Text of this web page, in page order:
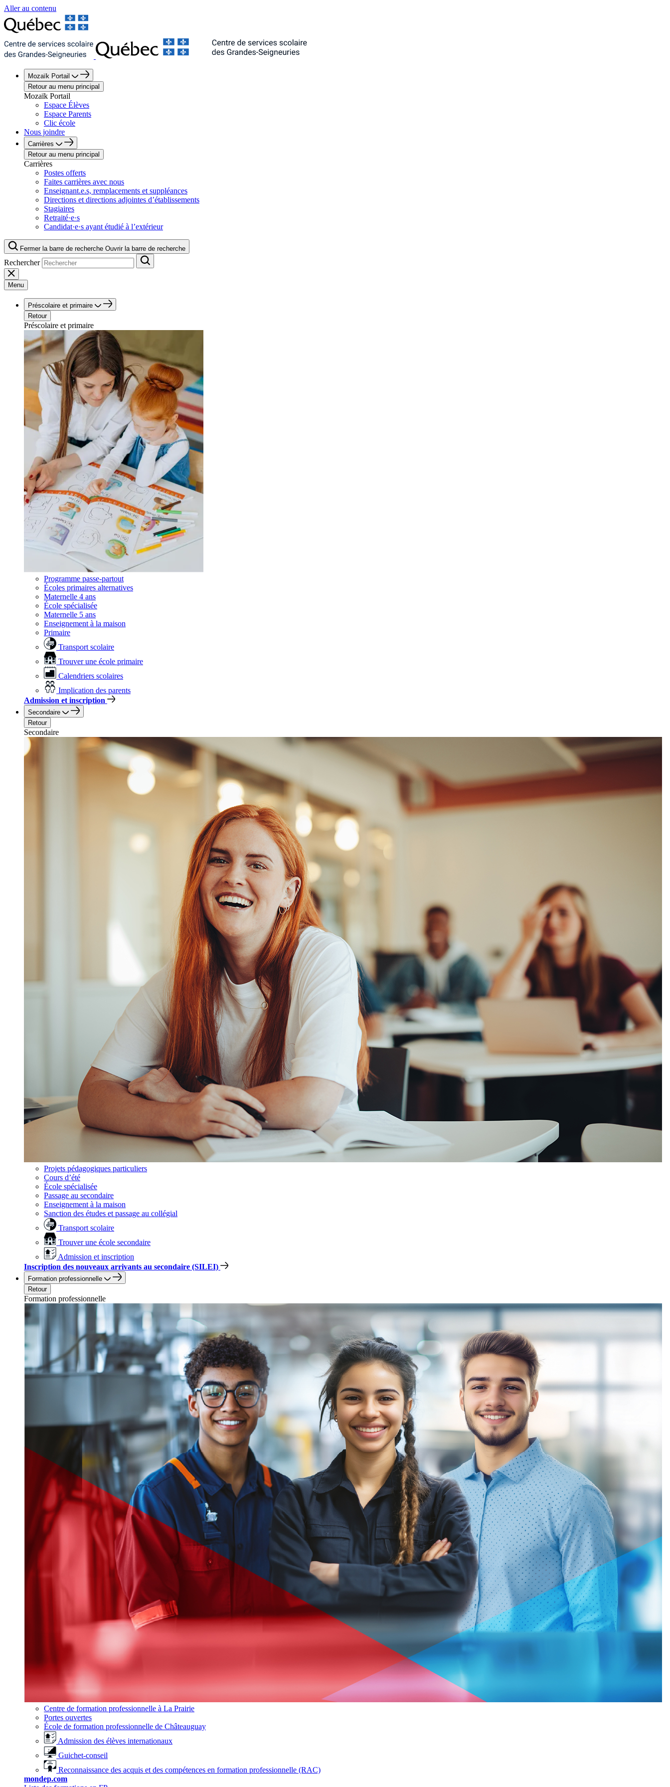
Aller au contenu
Mozaïk Portail
Retour au menu principal
Mozaïk Portail
Espace Élèves
Espace Parents
Clic école
Nous joindre
Carrières
Retour au menu principal
Carrières
Postes offerts
Faites carrières avec nous
Enseignant.e.s, remplacements et suppléances
Directions et directions adjointes d’établissements
Stagiaires
Retraité·e·s
Candidat·e·s ayant étudié à l’extérieur
Fermer la barre de recherche Ouvrir la barre de recherche
Rechercher
Menu
Préscolaire et primaire
Retour
Préscolaire et primaire
Programme passe-partout
Écoles primaires alternatives
Maternelle 4 ans
École spécialisée
Maternelle 5 ans
Enseignement à la maison
Primaire
Transport scolaire
Trouver une école primaire
Calendriers scolaires
Implication des parents
Admission et inscription
Secondaire
Retour
Secondaire
Projets pédagogiques particuliers
Cours d’été
École spécialisée
Passage au secondaire
Enseignement à la maison
Sanction des études et passage au collégial
Transport scolaire
Trouver une école secondaire
Admission et inscription
Inscription des nouveaux arrivants au secondaire (SILEI)
Formation professionnelle
Retour
Formation professionnelle
Centre de formation professionnelle à La Prairie
Portes ouvertes
École de formation professionnelle de Châteauguay
Admission des élèves internationaux
Guichet-conseil
Reconnaissance des acquis et des compétences en formation professionnelle (RAC)
mondep.com